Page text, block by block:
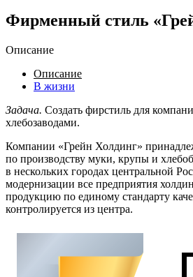
Фирменный стиль
Описание
Описание
В жизни
Задача. Создать фирстиль для
хлебозаводами.
Компании «Грейн Холдинг»
по производству муки, крупы и
в нескольких городах центральной
модернизации все предприятия
продукцию по единому стандарту
контролируется из центра.